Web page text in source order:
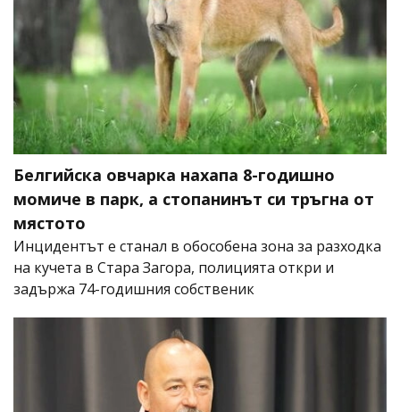
Белгийска овчарка нахапа 8-годишно
момиче в парк, а стопанинът си тръгна от
мястото
Инцидентът е станал в обособена зона за разходка
на кучета в Стара Загора, полицията откри и
задържа 74-годишния собственик